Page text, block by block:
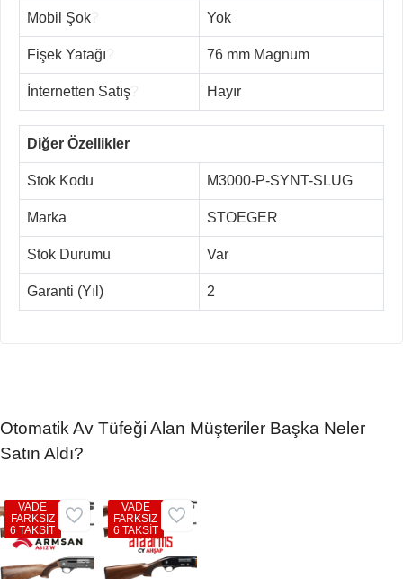
Mobil Şok Yok
Fişek Yatağı 76 mm Magnum
İnternetten Satış Hayır
Diğer Özellikler
Stok Kodu M3000-P-SYNT-SLUG
Marka STOEGER
Stok Durumu Var
Garanti (Yıl) 2
Otomatik Av Tüfeği Alan Müşteriler Başka Neler
Satın Aldı?
VADE
FARKSIZ
6 TAKSİT
VADE
FARKSIZ
6 TAKSİT